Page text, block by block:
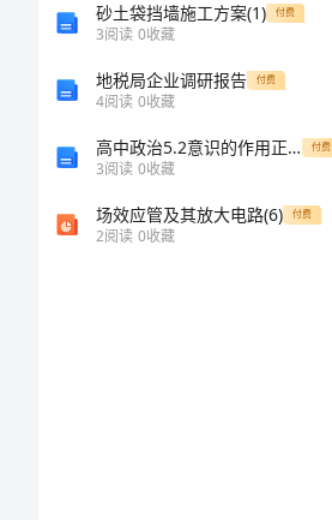
砂土袋挡墙施工方案(1) 付费
3阅读 0收藏
地税局企业调研报告 付费
4阅读 0收藏
高中政治5.2意识的作用正式导学案新人教版必修 付费
3阅读 0收藏
场效应管及其放大电路(6) 付费
2阅读 0收藏